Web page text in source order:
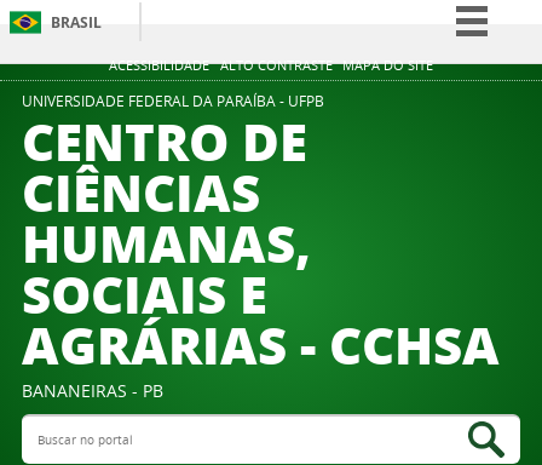
ACESSIBILIDADE ALTO CONTRASTE MAPA DO SITE
BRASIL
Simplifique!
UNIVERSIDADE FEDERAL DA PARAÍBA - UFPB
CENTRO DE
CIÊNCIAS
HUMANAS,
SOCIAIS E
AGRÁRIAS - CCHSA
BANANEIRAS - PB
Buscar no portal